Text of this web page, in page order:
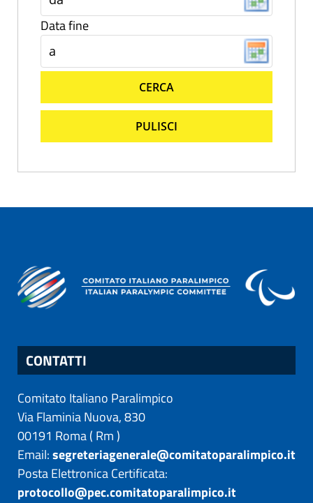
Data fine
CERCA
PULISCI
CONTATTI
Comitato Italiano Paralimpico
Via Flaminia Nuova, 830
00191 Roma( Rm)
Email:segreteriagenerale@comitatoparalimpico.it
Posta Elettronica Certificata:
protocollo@pec.comitatoparalimpico.it